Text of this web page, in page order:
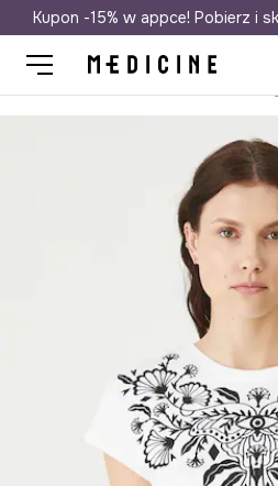
Darmowa dostawa
Kupon -15% w appce! Pobierz i